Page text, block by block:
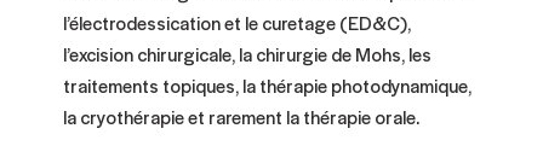
l’électrodessication et le curetage (ED&C),
l’excision chirurgicale, la chirurgie de Mohs, les
traitements topiques, la thérapie photodynamique,
la cryothérapie et rarement la thérapie orale.